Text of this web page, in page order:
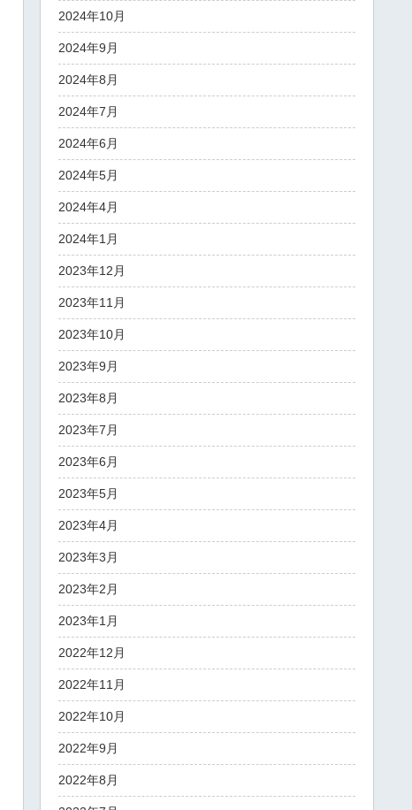
2024年10月
2024年9月
2024年8月
2024年7月
2024年6月
2024年5月
2024年4月
2024年1月
2023年12月
2023年11月
2023年10月
2023年9月
2023年8月
2023年7月
2023年6月
2023年5月
2023年4月
2023年3月
2023年2月
2023年1月
2022年12月
2022年11月
2022年10月
2022年9月
2022年8月